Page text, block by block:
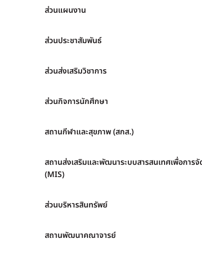
ส่วนแผนงาน
ส่วนประชาสัมพันธ์
ส่วนส่งเสริมวิชาการ
ส่วนกิจการนักศึกษา
สถานกีฬาและสุขภาพ (สกส.)
สถานส่งเสริมและพัฒนาระบบสารสนเทศเพื่อการจั
(MIS)
ส่วนบริหารสินทรัพย์
สถานพัฒนาคณาจารย์